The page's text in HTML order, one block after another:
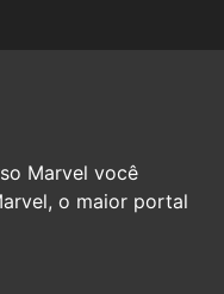
Marvel você
o maior portal